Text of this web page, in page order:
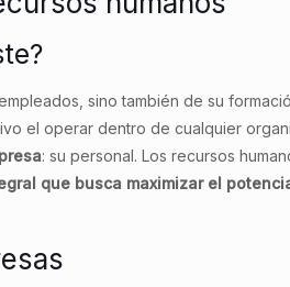
sino también de su
el operar dentro de cualquier
: su personal. Los recursos
que busca maximizar el